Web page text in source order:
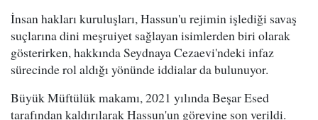
İnsan hakları kuruluşları, Hassun'u rejimin işlediği savaş
suçlarına dini meşruiyet sağlayan isimlerden biri olarak
gösterirken, hakkında Seydnaya Cezaevi'ndeki infaz
sürecinde rol aldığı yönünde iddialar da bulunuyor.
Büyük Müftülük makamı, 2021 yılında Beşar Esed
tarafından kaldırılarak Hassun'un görevine son verildi.